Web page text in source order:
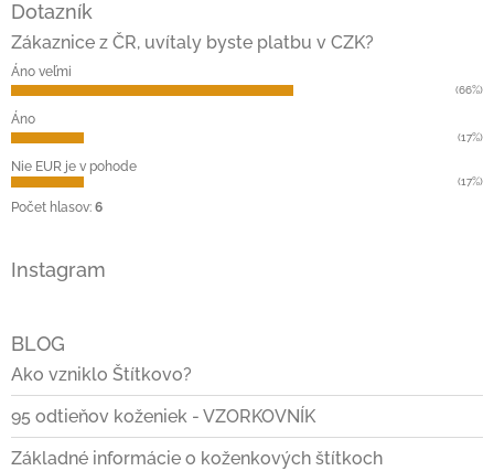
e
Dotazník
Zákaznice z ČR, uvítaly byste platbu v CZK?
Áno veľmi
(66%)
Áno
(17%)
Nie EUR je v pohode
(17%)
Počet hlasov: 6
Instagram
BLOG
Ako vzniklo Štítkovo?
95 odtieňov koženiek - VZORKOVNÍK
Základné informácie o koženkových štítkoch